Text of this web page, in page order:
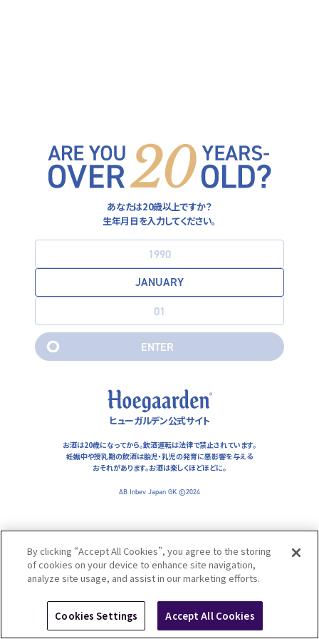
あなたは20歳以上ですか？
生年月日を入力してください。
ENTER
ENTER
ヒューガルデン公式サイト
お酒は20歳になってから。飲酒運転は法律で禁止されています。
妊娠中や授乳期の飲酒は胎児・乳児の発育に悪影響を与える
おそれがあります。お酒は楽しくほどほどに。
AB Inbev Japan GK ©2024
プライバシーポリシー
利用規約
FOLLOW US ON
お酒は20歳になってから。飲酒運転は法律で禁止されています。
妊娠中や授乳期の飲酒は胎児・乳児の発育に悪影響を与えるおそ
れがあります。お酒は楽しくほどほどに。
AB Inbev Japan GK ©2024
By clicking “Accept All Cookies”, you agree to the storing
of cookies on your device to enhance site navigation,
analyze site usage, and assist in our marketing efforts.
Cookies Settings Accept All Cookies